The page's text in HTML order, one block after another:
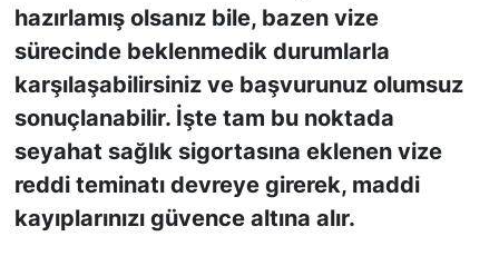
hazırlamış olsanız bile, bazen vize
sürecinde beklenmedik durumlarla
karşılaşabilirsiniz ve başvurunuz olumsuz
sonuçlanabilir. İşte tam bu noktada
seyahat sağlık sigortasına eklenen vize
reddi teminatı devreye girerek, maddi
kayıplarınızı güvence altına alır.
SON DAKİKA HABERİ
SPOR
TEKNOLOJİ
TÜRKİYE VE DÜNYA GÜNDEMİ